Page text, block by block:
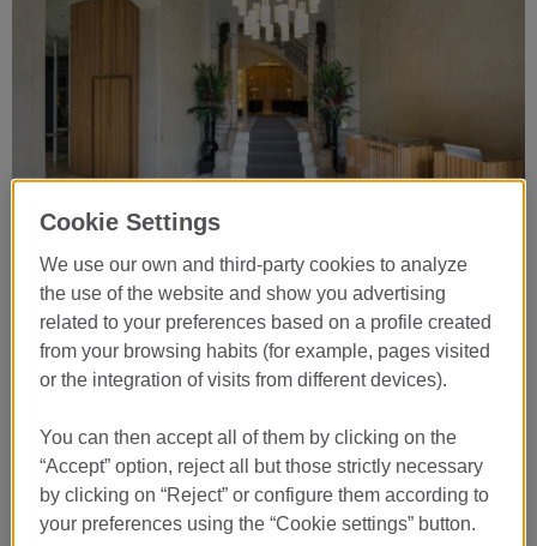
Hotel
O Monument Hotel é uma joia
arquitetónica em pleno coração da
Barcelona modernista. Localizado num
palacete de grande relevância estética de
finais do século XIX.
MAIS DETALHES
Cookie Settings
We use our own and third-party cookies to analyze
the use of the website and show you advertising
related to your preferences based on a profile created
from your browsing habits (for example, pages visited
or the integration of visits from different devices).
You can then accept all of them by clicking on the
“Accept” option, reject all but those strictly necessary
by clicking on “Reject” or configure them according to
your preferences using the “Cookie settings” button.